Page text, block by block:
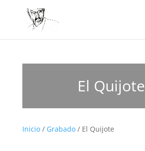
El Quijote
Inicio/ Grabado/ El Quijote